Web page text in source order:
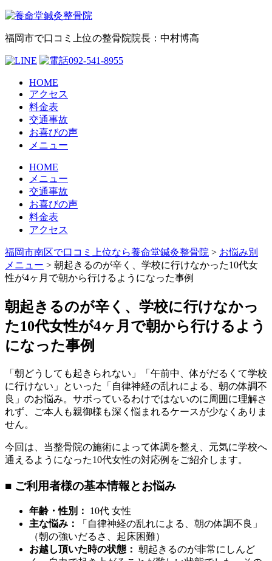
福岡市で口コミ上位の整骨院院長：中村博高
HOME
アクセス
料金表
交通事故
お喜びの声
メニュー
HOME
メニュー
交通事故
お喜びの声
料金表
アクセス
福岡市南区で口コミ上位なら養命堂鍼灸整骨院 > お悩み別
メニュー > 朝起きるのが辛く、学校に行けなかった10代女
性が4ヶ月で朝から行けるようになった事例
朝起きるのが辛く、学校に行けなかっ
た10代女性が4ヶ月で朝から行けるよう
になった事例
「朝どうしても起きられない」「午前中、体がだるくて学校
に行けない」といった「自律神経の乱れによる、朝の体調不
良」のお悩み。サボっているわけではないのに周囲に理解さ
れず、ご本人も親御様も深く悩まれるケースが少なくありま
せん。
今回は、当整骨院の施術によって体調を整え、元気に学校へ
通えるようになった10代女性の対応例をご紹介します。
■ ご利用者様の基本情報とお悩み
年齢・性別：
10代 女性
主な悩み：
「自律神経の乱れによる、朝の体調不良」
（朝の強いだるさ、起床困難）
お越し頂いた時の状態： 朝起きるのが非常にしんど